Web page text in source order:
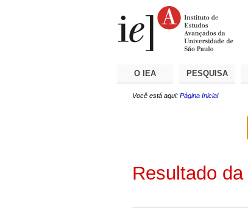
O IEA PESQUISA
Você está aqui: Página Inicial
Resultado